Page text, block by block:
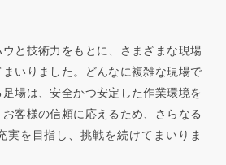
と技術力をもとに、さまざまな現場
いりました。どんなに複雑な現場で
場は、安全かつ安定した作業環境を
客様の信頼に応えるため、さらなる
実を目指し、挑戦を続けてまいりま